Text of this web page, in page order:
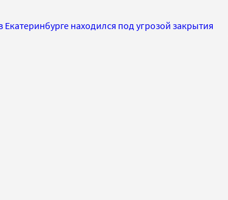
находился под угрозой закрытия